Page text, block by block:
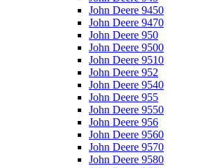
John Deere 9450
John Deere 9470
John Deere 950
John Deere 9500
John Deere 9510
John Deere 952
John Deere 9540
John Deere 955
John Deere 9550
John Deere 956
John Deere 9560
John Deere 9570
John Deere 9580